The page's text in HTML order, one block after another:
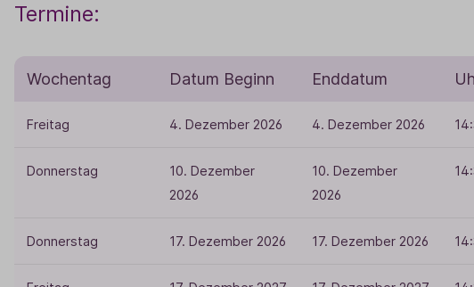
Termine:
Wochentag Datum Beginn Enddatum
Freitag 4. Dezember 2026 4. Dezember 2026
Donnerstag
10. Dezember
2026
10. Dezember
2026
Donnerstag 17. Dezember 2026 17. Dezember 2026